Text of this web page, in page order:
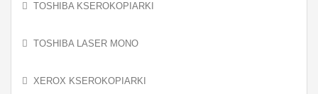
TOSHIBA KSEROKOPIARKI
TOSHIBA LASER MONO
XEROX KSEROKOPIARKI